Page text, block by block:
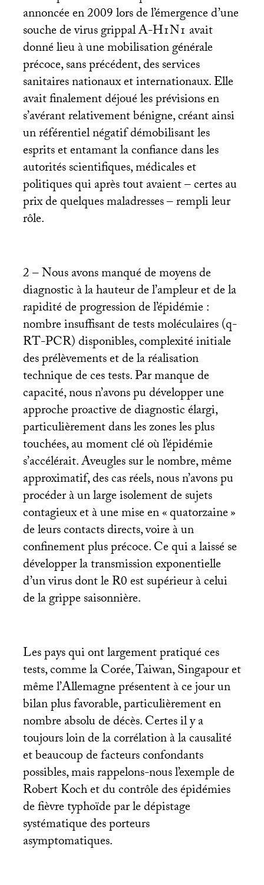
annoncée en 2009 lors de l’émergence d’une
souche de virus grippal A-H1N1 avait
donné lieu à une mobilisation générale
précoce, sans précédent, des services
sanitaires nationaux et internationaux. Elle
avait finalement déjoué les prévisions en
s’avérant relativement bénigne, créant ainsi
un référentiel négatif démobilisant les
esprits et entamant la confiance dans les
autorités scientifiques, médicales et
politiques qui après tout avaient – certes au
prix de quelques maladresses – rempli leur
rôle.
2 – Nous avons manqué de moyens de
diagnostic à la hauteur de l’ampleur et de la
rapidité de progression de l’épidémie :
nombre insuffisant de tests moléculaires (q-
RT-PCR) disponibles, complexité initiale
des prélèvements et de la réalisation
technique de ces tests. Par manque de
capacité, nous n’avons pu développer une
approche proactive de diagnostic élargi,
particulièrement dans les zones les plus
touchées, au moment clé où l’épidémie
s’accélérait. Aveugles sur le nombre, même
approximatif, des cas réels, nous n’avons pu
procéder à un large isolement de sujets
contagieux et à une mise en «quatorzaine»
de leurs contacts directs, voire à un
confinement plus précoce. Ce qui a laissé se
développer la transmission exponentielle
d’un virus dont le R0 est supérieur à celui
de la grippe saisonnière.
Les pays qui ont largement pratiqué ces
tests, comme la Corée, Taiwan, Singapour et
même l’Allemagne présentent à ce jour un
bilan plus favorable, particulièrement en
nombre absolu de décès. Certes il y a
toujours loin de la corrélation à la causalité
et beaucoup de facteurs confondants
possibles, mais rappelons-nous l’exemple de
Robert Koch et du contrôle des épidémies
de fièvre typhoïde par le dépistage
systématique des porteurs
asymptomatiques.